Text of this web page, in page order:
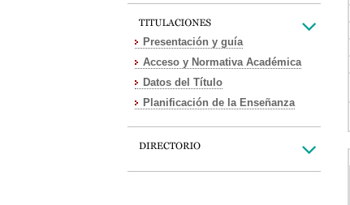
Presentación y guía
Acceso y Normativa Académica
Datos del Título
Planificación de la Enseñanza